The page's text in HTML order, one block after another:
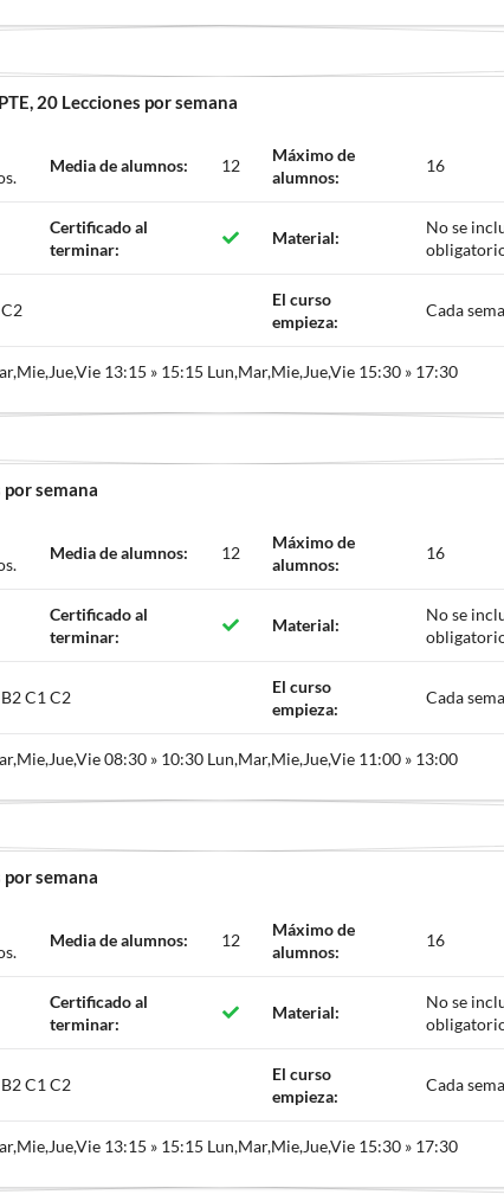
, 20 Lecciones por semana
Media de alumnos: 12
Máximo de
alumnos:
16
Certificado al
terminar:
Material:
No se
El curso
empieza:
Cada
13:15 » 15:15 Lun,Mar,Mie,Jue,Vie 15:30 » 17:30
por semana
Media de alumnos: 12
Máximo de
alumnos:
16
Certificado al
terminar:
Material:
No se
C1 C2
El curso
empieza:
Cada
08:30 » 10:30 Lun,Mar,Mie,Jue,Vie 11:00 » 13:00
por semana
Media de alumnos: 12
Máximo de
alumnos:
16
Certificado al
terminar:
Material:
No se
C1 C2
El curso
empieza:
Cada
13:15 » 15:15 Lun,Mar,Mie,Jue,Vie 15:30 » 17:30